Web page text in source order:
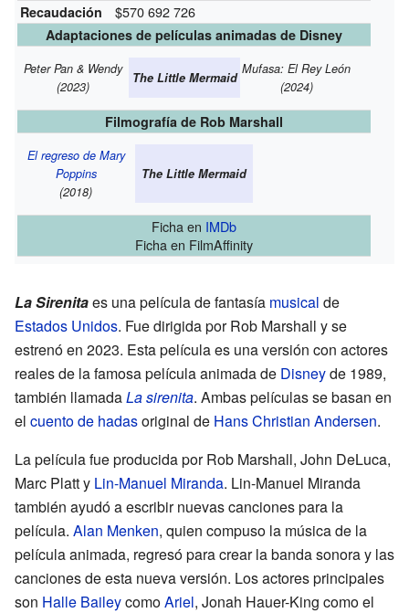
Recaudación $570 692 726
Adaptaciones de películas animadas de Disney
Peter Pan & Wendy
(2023)
The Little Mermaid
Mufasa: El Rey León
(2024)
Filmografía de Rob Marshall
El regreso de Mary
Poppins
(2018)
The Little Mermaid
Ficha en IMDb
Ficha en FilmAffinity
La Sirenitaes una película de fantasía musical de
Estados Unidos. Fue dirigida por Rob Marshall y se
estrenó en 2023. Esta película es una versión con actores
reales de la famosa película animada de Disneyde 1989,
también llamadaLa sirenita. Ambas películas se basan en
el cuento de hadasoriginal de Hans Christian Andersen.
La película fue producida por Rob Marshall, John DeLuca,
Marc Platt y Lin-Manuel Miranda. Lin-Manuel Miranda
también ayudó a escribir nuevas canciones para la
película. Alan Menken, quien compuso la música de la
película animada, regresó para crear la banda sonora y las
canciones de esta nueva versión. Los actores principales
son Halle BaileycomoAriel, Jonah Hauer-King como el